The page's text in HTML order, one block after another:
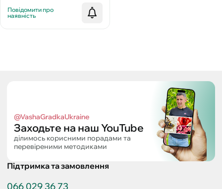
Повідомити про
наявність
@VashaGradkaUkraine
Заходьте на наш YouTube
ділимось корисними порадами та
перевіреними методиками
Підтримка та замовлення
066 029 36 73